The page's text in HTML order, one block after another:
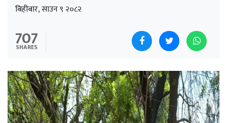
बिहीबार, साउन ९ २०८२
707
SHARES